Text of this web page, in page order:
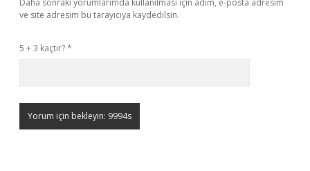
Daha sonraki yorumlarımda kullanılması için adım, e-posta adresim
ve site adresim bu tarayıcıya kaydedilsin.
5 + 3 kaçtır?*